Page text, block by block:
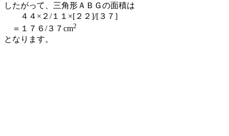
したがって、三角形ＡＢＧの面積は
４４×２/１１×[２２]/[３７]
＝１７６/３７cm2
となります。